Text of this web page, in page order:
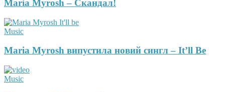
Maria Myrosh – Скандал!
Music
Maria Myrosh випустила новий сингл – It’ll Be
Music